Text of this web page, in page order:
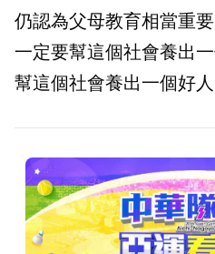
仍認為父母教育相當重
一定要幫這個社會養出
幫這個社會養出一個好人